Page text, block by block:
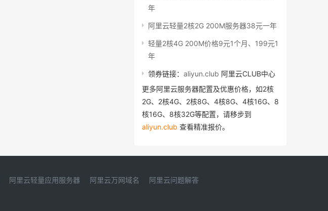
年
阿里云轻量2核2G 200M服务器38元一年
轻量2核4G 200M价格9元1个月、199元1
年
领券链接： aliyun.club 阿里云CLUB中心
更多阿里云服务器配置及优惠价格，如2核
2G、2核4G、2核8G、4核8G、4核16G、8
核16G、8核32G等配置，请移步到
aliyun.club 查看精准报价。
阿里云轻量应用服务器 阿里云万网域名 阿里云问题解答